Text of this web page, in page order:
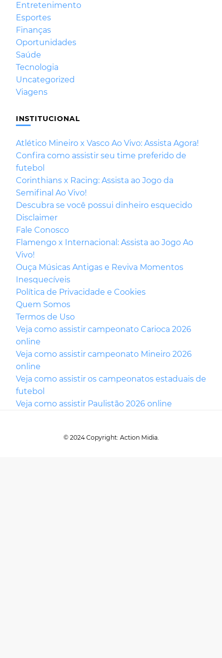
Entretenimento
Esportes
Finanças
Oportunidades
Saúde
Tecnologia
Uncategorized
Viagens
INSTITUCIONAL
Atlético Mineiro x Vasco Ao Vivo: Assista Agora!
Confira como assistir seu time preferido de
futebol
Corinthians x Racing: Assista ao Jogo da
Semifinal Ao Vivo!
Descubra se você possui dinheiro esquecido
Disclaimer
Fale Conosco
Flamengo x Internacional: Assista ao Jogo Ao
Vivo!
Ouça Músicas Antigas e Reviva Momentos
Inesquecíveis
Política de Privacidade e Cookies
Quem Somos
Termos de Uso
Veja como assistir campeonato Carioca 2026
online
Veja como assistir campeonato Mineiro 2026
online
Veja como assistir os campeonatos estaduais de
futebol
Veja como assistir Paulistão 2026 online
© 2024 Copyright: Action Midia.